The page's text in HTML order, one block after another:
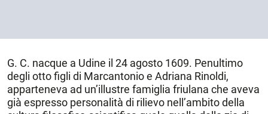
G. C. nacque a Udine il 24 agosto 1609. Penultimo
degli otto figli di Marcantonio e Adriana Rinoldi,
apparteneva ad un’illustre famiglia friulana che aveva
già espresso personalità di rilievo nell’ambito della